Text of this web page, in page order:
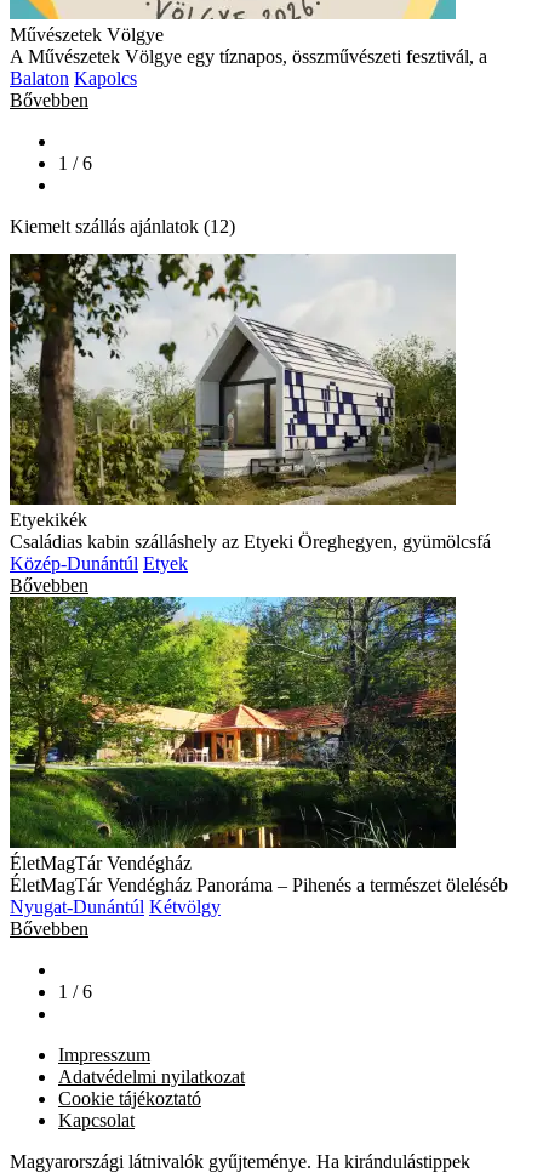
Művészetek Völgye
A Művészetek Völgye egy tíznapos, összművészeti fesztivál, a
Balaton Kapolcs
Bővebben
1 / 6
Kiemelt szállás ajánlatok (12)
Etyekikék
Családias kabin szálláshely az Etyeki Öreghegyen, gyümölcsfá
Közép-Dunántúl Etyek
Bővebben
ÉletMagTár Vendégház
ÉletMagTár Vendégház Panoráma – Pihenés a természet öleléséb
Nyugat-Dunántúl Kétvölgy
Bővebben
1 / 6
Impresszum
Adatvédelmi nyilatkozat
Cookie tájékoztató
Kapcsolat
Magyarországi látnivalók gyűjteménye. Ha kirándulástippek